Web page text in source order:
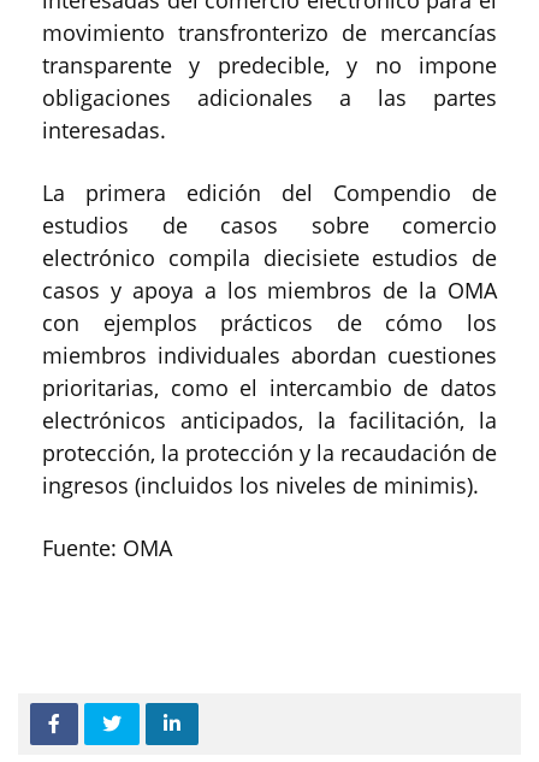
movimiento transfronterizo de mercancías
transparente y predecible, y no impone
obligaciones adicionales a las partes
interesadas.
La primera edición del Compendio de
estudios de casos sobre comercio
electrónico compila diecisiete estudios de
casos y apoya a los miembros de la OMA
con ejemplos prácticos de cómo los
miembros individuales abordan cuestiones
prioritarias, como el intercambio de datos
electrónicos anticipados, la facilitación, la
protección, la protección y la recaudación de
ingresos (incluidos los niveles de minimis).
Fuente: OMA